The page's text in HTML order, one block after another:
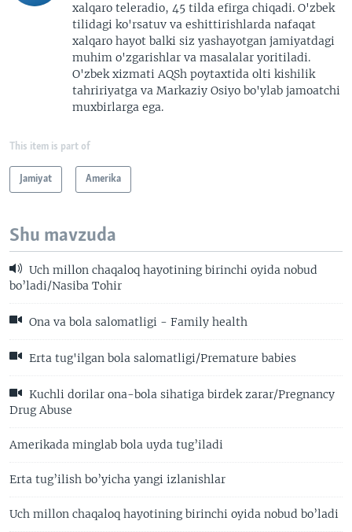
xalqaro teleradio, 45 tilda efirga chiqadi. O'zbek
tilidagi ko'rsatuv va eshittirishlarda nafaqat
xalqaro hayot balki siz yashayotgan jamiyatdagi
muhim o'zgarishlar va masalalar yoritiladi.
O'zbek xizmati AQSh poytaxtida olti kishilik
tahririyatga va Markaziy Osiyo bo'ylab jamoatchi
muxbirlarga ega.
This item is part of
Jamiyat Amerika
Shu mavzuda
Uch millon chaqaloq hayotining birinchi oyida nobud
bo’ladi/Nasiba Tohir
Ona va bola salomatligi - Family health
Erta tug'ilgan bola salomatligi/Premature babies
Kuchli dorilar ona-bola sihatiga birdek zarar/Pregnancy
Drug Abuse
Amerikada minglab bola uyda tug’iladi
Erta tug’ilish bo’yicha yangi izlanishlar
Uch millon chaqaloq hayotining birinchi oyida nobud bo’ladi